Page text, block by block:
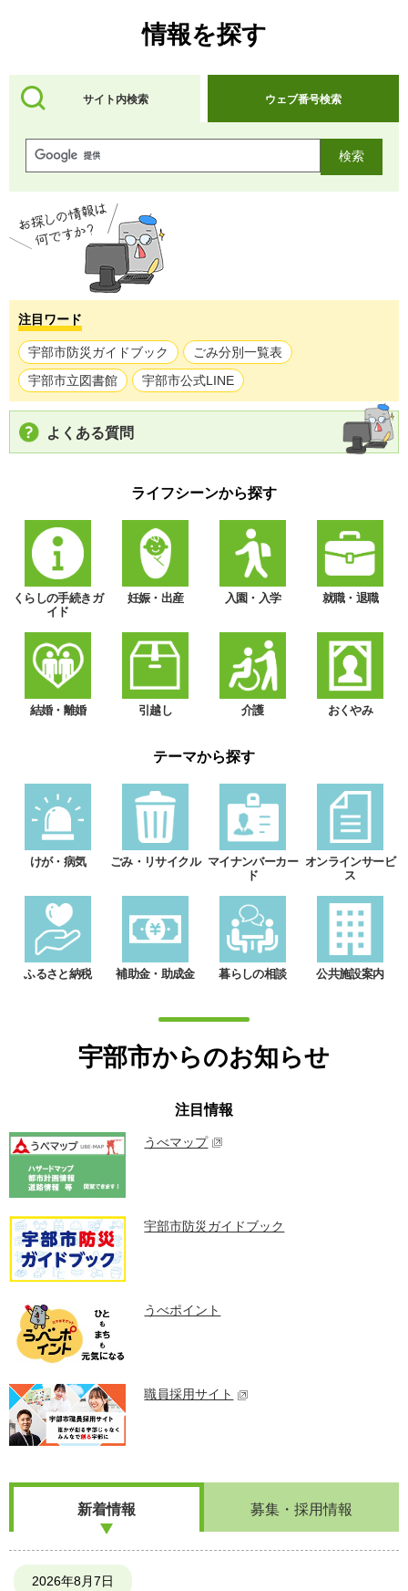
情報を探す
サイト内検索 ウェブ番号検索
注目ワード
宇部市防災ガイドブック ごみ分別一覧表
宇部市立図書館 宇部市公式LINE
よくある質問
ライフシーンから探す
くらしの手続きガ
イド
妊娠・出産 入園・入学 就職・退職
結婚・離婚 引越し 介護 おくやみ
テーマから探す
けが・病気 ごみ・リサイクル
マイナンバーカー
ド
オンラインサービ
ス
ふるさと納税 補助金・助成金 暮らしの相談 公共施設案内
宇部市からのお知らせ
注目情報
うべマップ
宇部市防災ガイドブック
うべポイント
職員採用サイト
新着情報 募集・採用情報
2026年8月7日